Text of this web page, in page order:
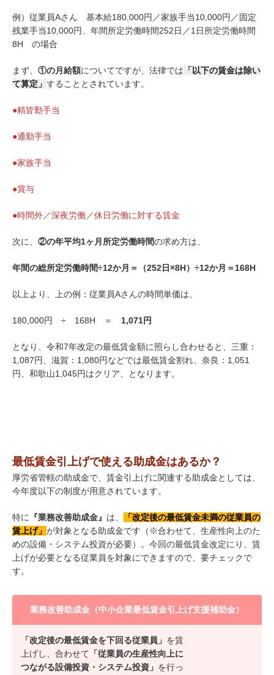
例）従業員Aさん 基本給180,000円／家族手当10,000円／固定
残業手当10,000円、年間所定労働時間252日／1日所定労働時間
8H の場合
まず、 ①の月給額についてですが、法律では 「以下の賃金は除い
て算定」 することとされています。
●精皆勤手当
●通勤手当
●家族手当
●賞与
●時間外／深夜労働／休日労働に対する賃金
次に、 ②の年平均1ヶ月所定労働時間の求め方は、
年間の総所定労働時間÷12か月＝（252日×8H）÷12か月＝168H
以上より、上の例：従業員Aさんの時間単価は、
180,000円 ÷ 168H ＝ 1,071円
となり、令和7年改定の最低賃金額に照らし合わせると、三重：
1,087円、滋賀：1,080円などでは最低賃金割れ、奈良：1,051
円、和歌山1,045円はクリア、となります。
最低賃金引上げで使える助成金はあるか？
厚労省管轄の助成金で、賃金引上げに関連する助成金としては、
今年度以下の制度が用意されています。
特に 『業務改善助成金』 は、
「改定後の最低賃金未満の従業員の
賃上げ」 が対象となる助成金です（※合わせて、生産性向上のた
めの設備・システム投資が必要）。今回の最低賃金改定にり、賃
上げが必要となる従業員を対象にできますので、要チェックで
す。
業務改善助成金（中小企業最低賃金引上げ支援補助金）
「改定後の最低賃金を下回る従業員」 を賃
上げし、合わせて 「従業員の生産性向上に
つながる設備投資・システム投資」 を行っ